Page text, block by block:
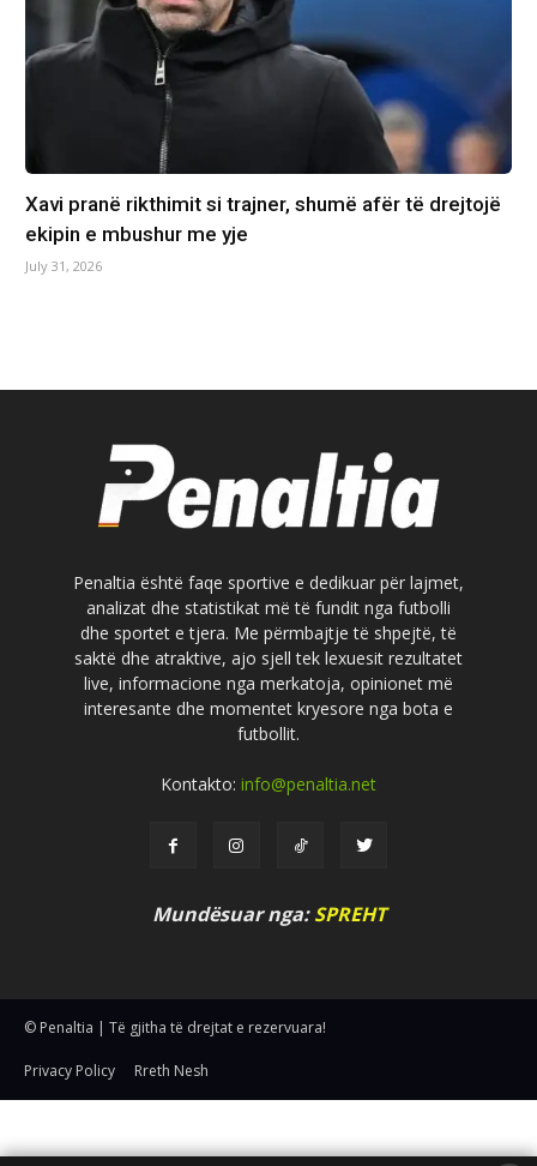
Xavi pranë rikthimit si trajner, shumë afër të drejtojë
ekipin e mbushur me yje
July 31, 2026
Penaltia është faqe sportive e dedikuar për lajmet,
analizat dhe statistikat më të fundit nga futbolli
dhe sportet e tjera. Me përmbajtje të shpejtë, të
saktë dhe atraktive, ajo sjell tek lexuesit rezultatet
live, informacione nga merkatoja, opinionet më
interesante dhe momentet kryesore nga bota e
futbollit.
Kontakto: info@penaltia.net
Mundësuar nga:SPREHT
© Penaltia | Të gjitha të drejtat e rezervuara!
Privacy Policy Rreth Nesh